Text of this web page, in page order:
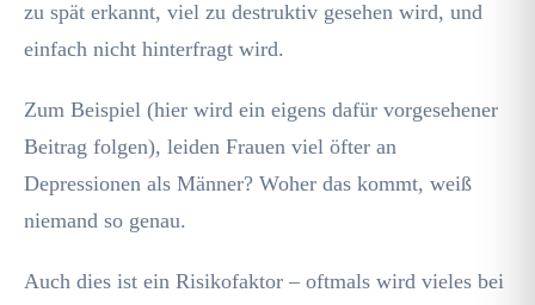
zu spät erkannt, viel zu destruktiv gesehen wird, und
einfach nicht hinterfragt wird.
Zum Beispiel (hier wird ein eigens dafür vorgesehener
Beitrag folgen), leiden Frauen viel öfter an
Depressionen als Männer? Woher das kommt, weiß
niemand so genau.
Auch dies ist ein Risikofaktor – oftmals wird vieles bei